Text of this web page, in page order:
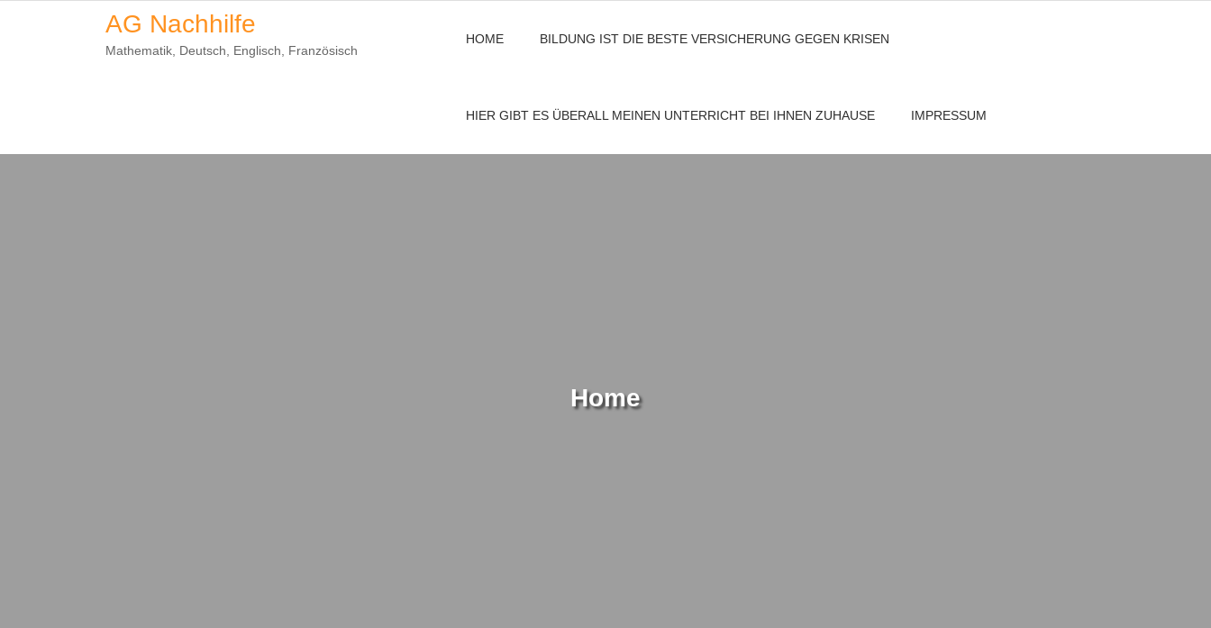
AG Nachhilfe
Mathematik, Deutsch, Englisch, Französisch
HOME BILDUNG IST DIE BESTE VERSICHERUNG GEGEN KRISEN
HIER GIBT ES ÜBERALL MEINEN UNTERRICHT BEI IHNEN ZUHAUSE IMPRESSUM
Home